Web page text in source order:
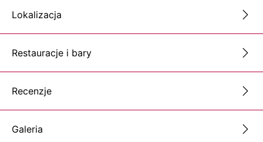
Lokalizacja
Restauracje i bary
Recenzje
Galeria